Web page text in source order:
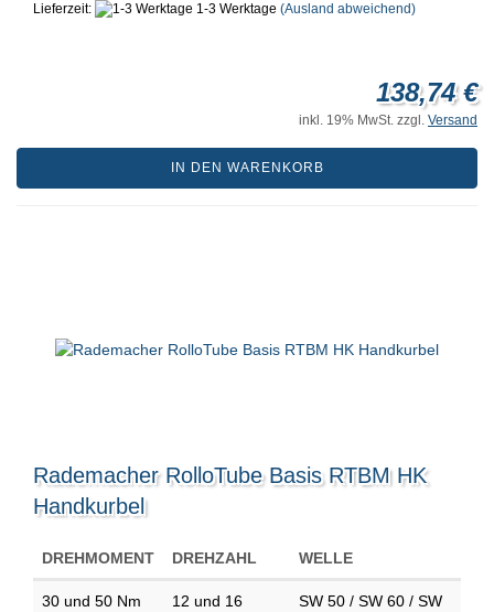
Lieferzeit:
1-3 Werktage (Ausland abweichend)
138,74 €
inkl. 19% MwSt. zzgl. Versand
IN DEN WARENKORB
Rademacher RolloTube Basis RTBM HK
Handkurbel
DREHMOMENT DREHZAHL WELLE
30 und 50 Nm
12 und 16
SW 50 / SW 60 / SW